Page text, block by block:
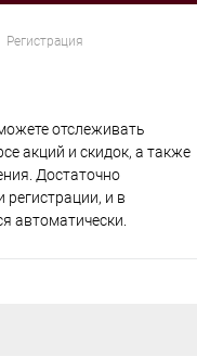
Регистрация
отслеживать
акций и скидок, а также
Достаточно
и в
автоматически.